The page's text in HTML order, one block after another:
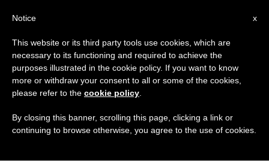
x
Notice
This website or its third party tools use cookies, which are
necessary to its functioning and required to achieve the
purposes illustrated in the cookie policy. If you want to know
more or withdraw your consent to all or some of the cookies,
please refer to the cookie policy
By closing this banner, scrolling this page, clicking a link or
continuing to browse otherwise, you agree to the use of cookies.